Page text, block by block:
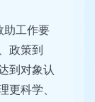
助工作要
政策到
到对象认
更科学、